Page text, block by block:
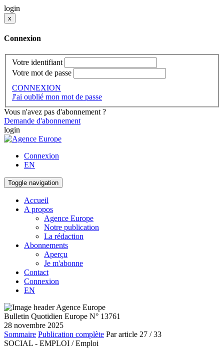
login
x
Connexion
Votre identifiant
Votre mot de passe
CONNEXION
J'ai oublié mon mot de passe
Vous n'avez pas d'abonnement ?
Demande d'abonnement
login
Connexion
EN
Toggle navigation
Accueil
A propos
Agence Europe
Notre publication
La rédaction
Abonnements
Aperçu
Je m'abonne
Contact
Connexion
EN
Bulletin Quotidien Europe N° 13761
28 novembre 2025
Sommaire Publication complète Par article 27 / 33
SOCIAL - EMPLOI / Emploi